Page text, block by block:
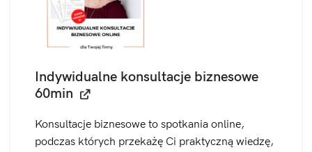
Indywidualne konsultacje biznesowe
60min
Konsultacje biznesowe to spotkania online,
podczas których przekażę Ci praktyczną wiedzę,